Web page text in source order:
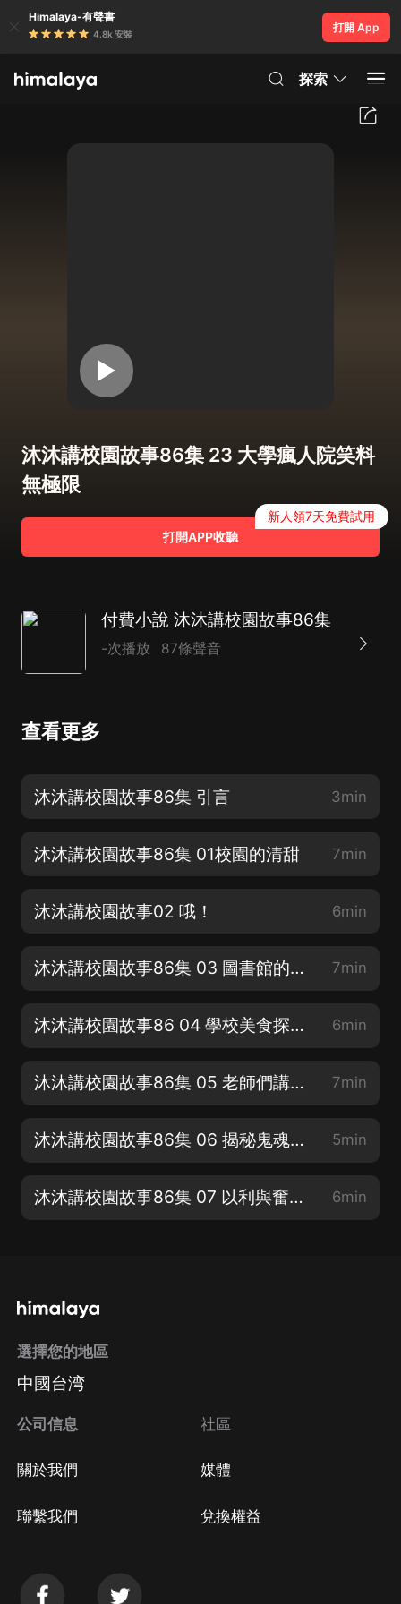
Himalaya-有聲書
4.8k 安裝
打開 App
探索
沐沐講校園故事86集 23 大學瘋人院笑料
無極限
打開APP收聽
新人領7天免費試用
付費小說 沐沐講校園故事86集
-次播放 87條聲音
查看更多
沐沐講校園故事86集 引言 3min
沐沐講校園故事86集 01校園的清甜 7min
沐沐講校園故事02 哦！ 6min
沐沐講校園故事86集 03 圖書館的惡作劇 7min
沐沐講校園故事86 04 學校美食探索之旅 6min
沐沐講校園故事86集 05 老師們講樂子 (1) 7min
沐沐講校園故事86集 06 揭秘鬼魂的真相 5min
沐沐講校園故事86集 07 以利與奮鬥的化學課 6min
選擇您的地區
中國台湾
公司信息
關於我們
聯繫我們
社區
媒體
兌換權益